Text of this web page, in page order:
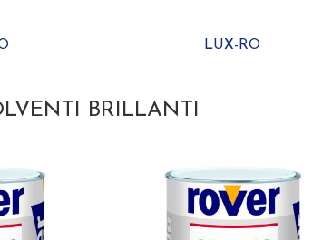
LUX-RO
BRILLANTI